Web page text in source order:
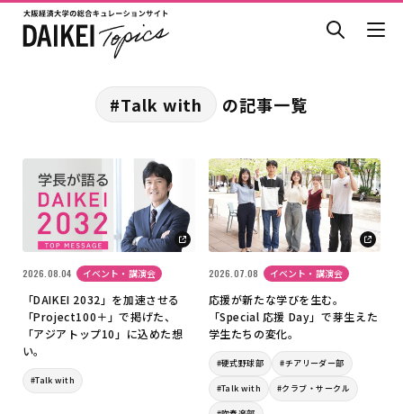
#Talk with の記事一覧
2026.08.04 イベント・講演会
「DAIKEI 2032」を加速させる
「Project100＋」で掲げた、
「アジアトップ10」に込めた想
い。
#Talk with
2026.07.08 イベント・講演会
応援が新たな学びを生む。
「Special 応援 Day」で芽生えた
学生たちの変化。
#硬式野球部 #チアリーダー部
#Talk with #クラブ・サークル